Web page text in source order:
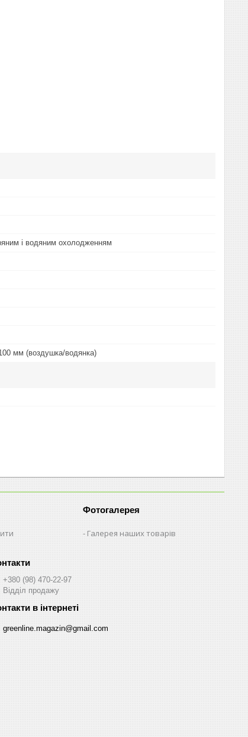
і водяним охолодженням
мм (воздушка/водянка)
Фотогалерея
Галерея наших товарів
+380 (98) 470-22-97
Відділ продажу
greenline.magazin@gmail.com